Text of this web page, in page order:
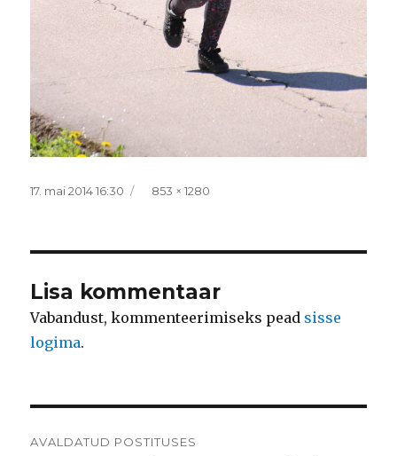
Postitatud
17. mai 2014 16:30 Täissuurus
853 × 1280
Lisa kommentaar
Vabandust, kommenteerimiseks pead sisse
logima.
AVALDATUD POSTITUSES